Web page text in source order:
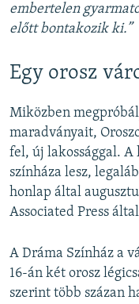
embertelen
előtt bontakozik ki.”
Egy orosz
Miközben
maradványait,
fel, új lakossággal.
színháza lesz,
honlap által
Associated Press
A Dráma Színház a
16-án két orosz
szerint több százan